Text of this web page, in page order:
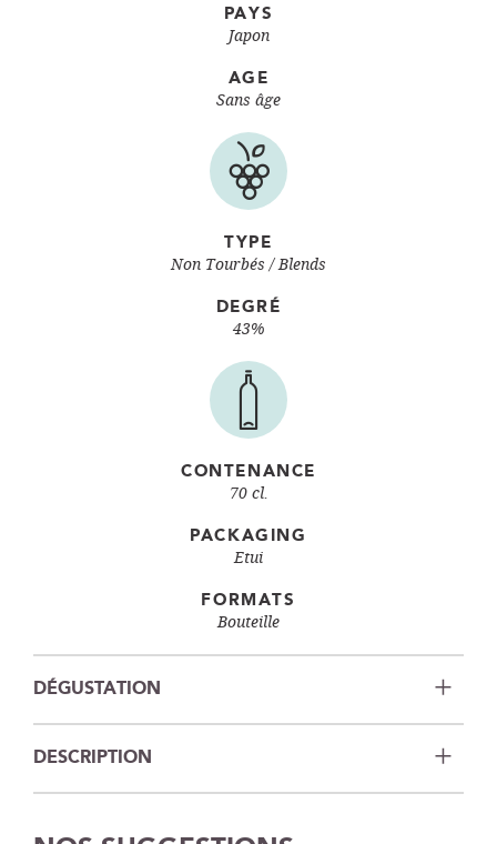
PAYS
Japon
AGE
Sans âge
TYPE
Non Tourbés Blends
DEGRÉ
43%
CONTENANCE
70 cl.
PACKAGING
Etui
FORMATS
Bouteille
DÉGUSTATION
DESCRIPTION